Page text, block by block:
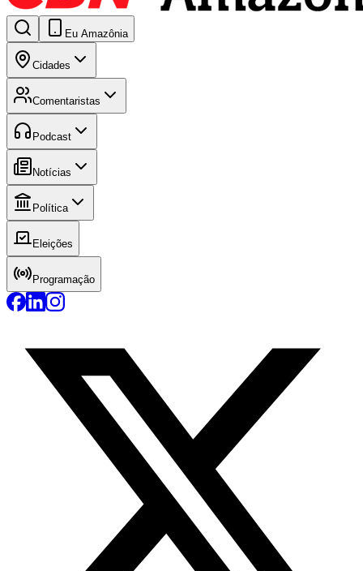
Eu Amazônia
Cidades
Comentaristas
Podcast
Notícias
Política
Eleições
Programação